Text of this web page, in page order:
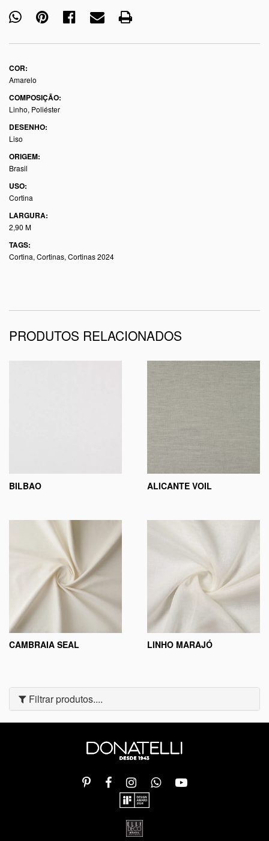
COR:
Amarelo
COMPOSIÇÃO:
Linho, Poliéster
DESENHO:
Liso
ORIGEM:
Brasil
USO:
Cortina
LARGURA:
2,90 M
TAGS:
Cortina, Cortinas, Cortinas 2024
PRODUTOS RELACIONADOS
BILBAO ALICANTE VOIL
CAMBRAIA SEAL LINHO MARAJÓ
Filtrar produtos....